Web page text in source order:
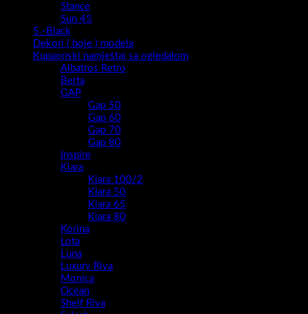
Stance
Sun 45
5.-Black
Dekori ( boje ) modela
Kupaonski namještaj sa ogledalom
Albatros Retro
Berta
GAP
Gap 50
Gap 60
Gap 70
Gap 80
Inspire
Kiara
Kiara 100/2
Kiara 50
Kiara 65
Kiara 80
Korina
Lota
Luna
Luxury Riva
Monica
Ocean
Shelf Riva